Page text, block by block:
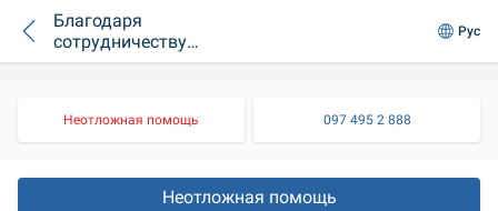
Благодаря
сотрудничеству
«Добробута» и
возможность
оплачивать
Рус
Неотложная помощь 097 495 2 888
Неотложная помощь